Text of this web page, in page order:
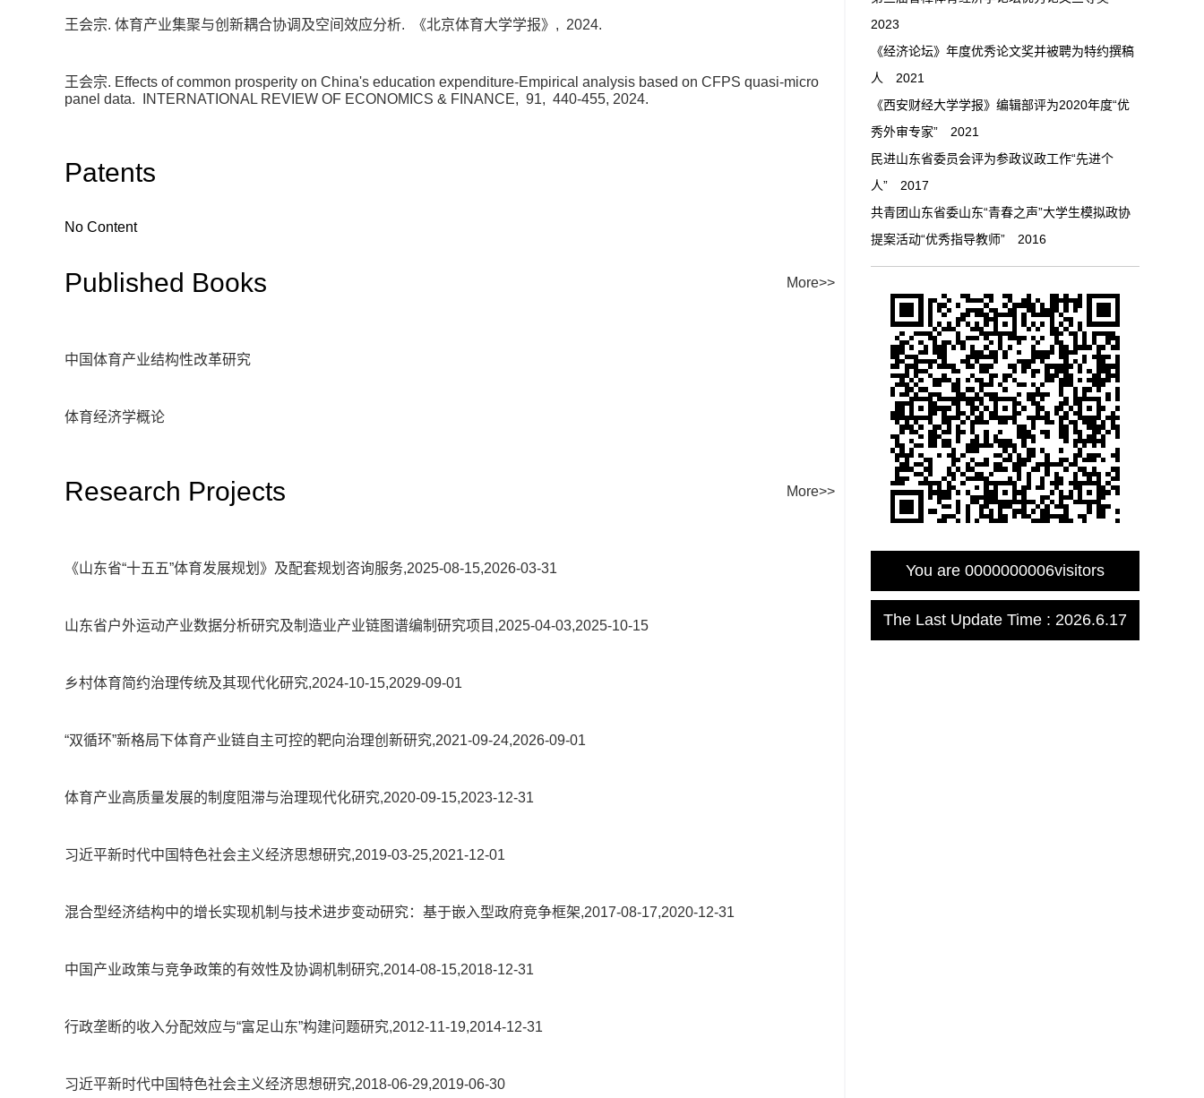
王会宗. 体育产业集聚与创新耦合协调及空间效应分析. 《北京体育大学学报》, 2024.
王会宗. Effects of common prosperity on China's education expenditure-Empirical analysis based on CFPS quasi-micro
panel data.
INTERNATIONAL REVIEW OF ECONOMICS & FINANCE, 91, 440-455, 2024.
Patents
No Content
Published Books More>>
中国体育产业结构性改革研究
体育经济学概论
Research Projects More>>
《山东省“十五五”体育发展规划》及配套规划咨询服务,2025-08-15,2026-03-31
山东省户外运动产业数据分析研究及制造业产业链图谱编制研究项目,2025-04-03,2025-10-15
乡村体育简约治理传统及其现代化研究,2024-10-15,2029-09-01
“双循环”新格局下体育产业链自主可控的靶向治理创新研究,2021-09-24,2026-09-01
体育产业高质量发展的制度阻滞与治理现代化研究,2020-09-15,2023-12-31
习近平新时代中国特色社会主义经济思想研究,2019-03-25,2021-12-01
混合型经济结构中的增长实现机制与技术进步变动研究：基于嵌入型政府竞争框架,2017-08-17,2020-12-31
中国产业政策与竞争政策的有效性及协调机制研究,2014-08-15,2018-12-31
行政垄断的收入分配效应与“富足山东”构建问题研究,2012-11-19,2014-12-31
习近平新时代中国特色社会主义经济思想研究,2018-06-29,2019-06-30
2023
《经济论坛》年度优秀论文奖并被聘为特约撰稿
人 2021
《西安财经大学学报》编辑部评为2020年度“优
秀外审专家” 2021
民进山东省委员会评为参政议政工作“先进个
人” 2017
共青团山东省委山东“青春之声”大学生模拟政协
提案活动“优秀指导教师” 2016
You are 0000000006visitors
The Last Update Time : 2026.6.17